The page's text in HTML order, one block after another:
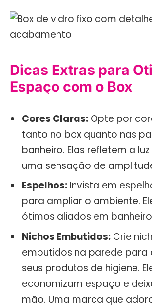
Dicas Extras para
Espaço com o Box
Cores Claras: Opte por
tanto no box quanto nas
banheiro. Elas refletem a
uma sensação de
Espelhos: Invista em
para ampliar o ambiente.
ótimos aliados em
Nichos Embutidos: Crie
embutidos na parede para
seus produtos de higiene.
economizam espaço e
mão. Uma marca que